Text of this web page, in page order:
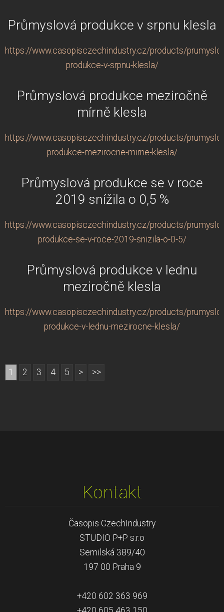
Průmyslová produkce v srpnu klesla
https://www.casopisczechindustry.cz/products/
produkce-v-srpnu-klesla/
Průmyslová produkce meziročně
mírně klesla
https://www.casopisczechindustry.cz/products/
produkce-mezirocne-mirne-klesla/
Průmyslová produkce se v roce
2019 snížila o 0,5 %
https://www.casopisczechindustry.cz/products/
produkce-se-v-roce-2019-snizila-o-0-5/
Průmyslová produkce v lednu
meziročně klesla
https://www.casopisczechindustry.cz/products/
produkce-v-lednu-mezirocne-klesla/
1 2 3 4 5 > >>
Kontakt
Časopis CzechIndustry
STUDIO P+P s.r.o
Semilská 389/40
197 00 Praha 9
+420 602 363 969